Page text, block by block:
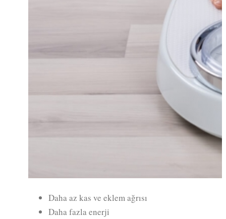
Daha az kas ve eklem ağrısı
Daha fazla enerji